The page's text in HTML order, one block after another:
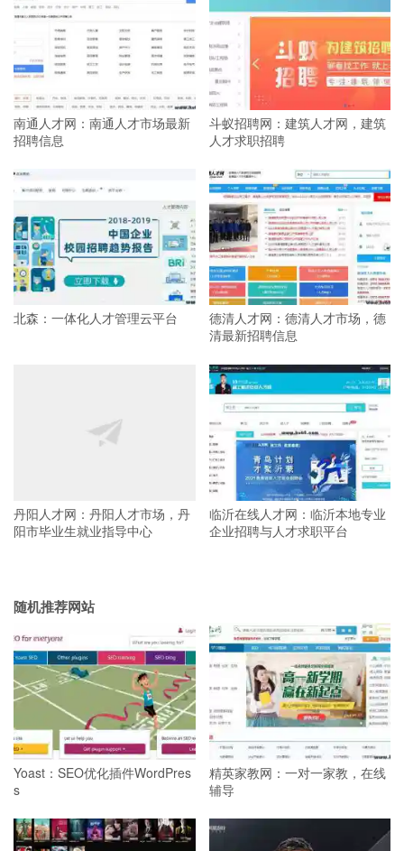
南通人才网：南通人才市场最新
招聘信息
斗蚁招聘网：建筑人才网，建筑
人才求职招聘
北森：一体化人才管理云平台
德清人才网：德清人才市场，德
清最新招聘信息
丹阳人才网：丹阳人才市场，丹
阳市毕业生就业指导中心
临沂在线人才网：临沂本地专业
企业招聘与人才求职平台
随机推荐网站
Yoast：SEO优化插件WordPres
s
精英家教网：一对一家教，在线
辅导